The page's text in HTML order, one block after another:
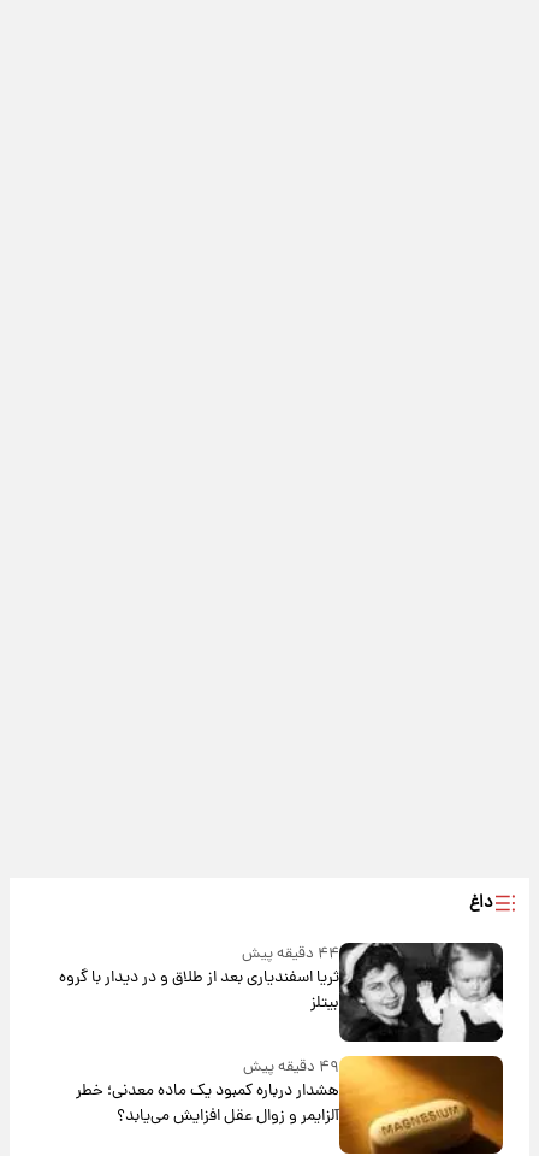
داغ
۴۴ دقیقه پیش
ثریا اسفندیاری بعد از طلاق و در دیدار با گروه
بیتلز
۴۹ دقیقه پیش
هشدار درباره کمبود یک ماده معدنی؛ خطر
آلزایمر و زوال عقل افزایش می‌یابد؟